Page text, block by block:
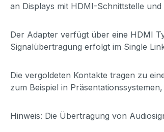
an Displays mit HDMI-Schnittstelle
Der Adapter verfügt über eine HDMI
Signalübertragung erfolgt im Single
Die vergoldeten Kontakte tragen zu
zum Beispiel in
Hinweis: Die Übertragung von